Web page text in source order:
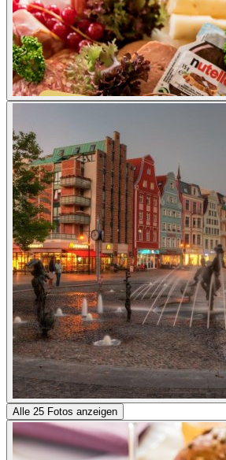
Alle 25 Fotos anzeigen